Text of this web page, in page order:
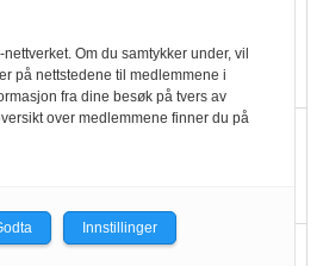
videre
Om du samtykker under, vil
på nettstedene til medlemmene i
fra dine besøk på tvers av
over medlemmene finner du på
Innstillinger